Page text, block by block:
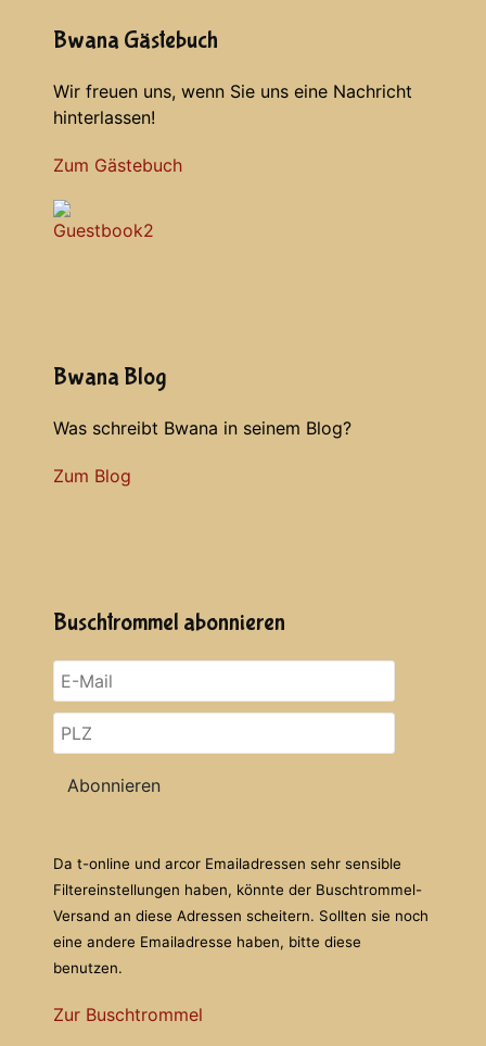
Bwana Gästebuch
Wir freuen uns, wenn Sie uns eine Nachricht
hinterlassen!
Zum Gästebuch
Bwana Blog
Was schreibt Bwana in seinem Blog?
Zum Blog
Buschtrommel abonnieren
Abonnieren
Da t-online und arcor Emailadressen sehr sensible
Filtereinstellungen haben, könnte der Buschtrommel-
Versand an diese Adressen scheitern. Sollten sie noch
eine andere Emailadresse haben, bitte diese
benutzen.
Zur Buschtrommel